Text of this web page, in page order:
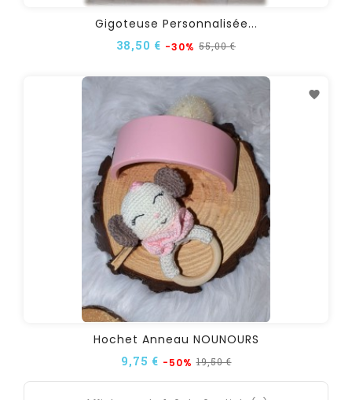
Gigoteuse Personnalisée...
38,50 € -30% 55,00 €
Hochet Anneau NOUNOURS
9,75 € -50% 19,50 €